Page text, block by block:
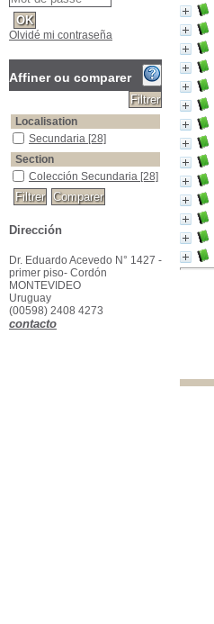
Olvidé mi contraseña
Affiner ou comparer
Localisation
Secundaria [28]
Section
Colección Secundaria [28]
Dirección
Dr. Eduardo Acevedo N° 1427 -
primer piso- Cordón
MONTEVIDEO
Uruguay
(00598) 2408 4273
contacto